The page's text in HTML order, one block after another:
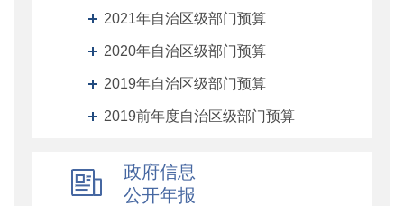
2021年自治区级部门预算
2020年自治区级部门预算
2019年自治区级部门预算
2019前年度自治区级部门预算
自治区级单位预算
政府信息
公开年报